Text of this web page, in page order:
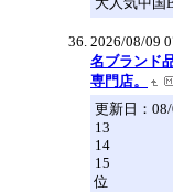
2026/08/09
名ブランド
専門店。
更新日：08/
13
14
15
位